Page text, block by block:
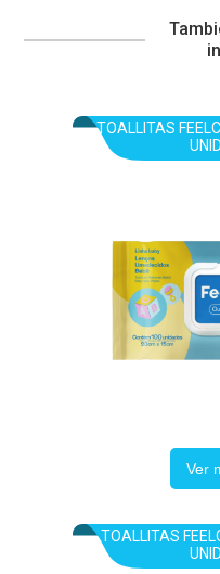
TOALLITAS
Ver
TOALLITAS